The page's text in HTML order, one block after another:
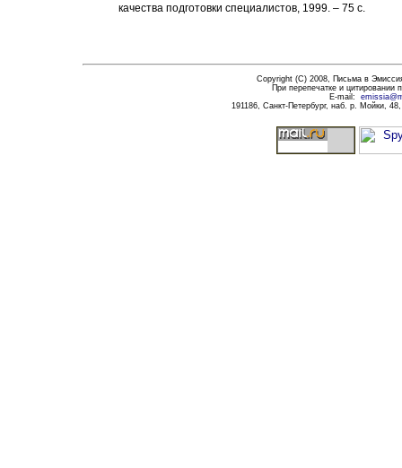
качества подготовки специалистов, 1999. – 75 с.
Copyright (C) 2008, Письма в Э
При перепечатке и цитировании
E-mail:
191186, Санкт-Петербург, наб. р. Мойки,